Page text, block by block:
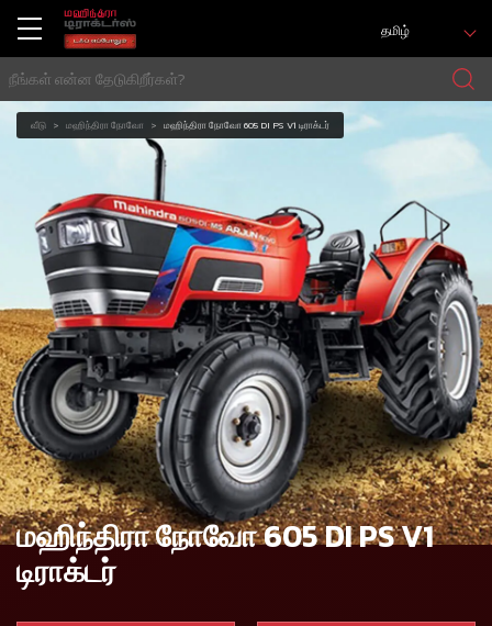
தமிழ்
வீடு மஹிந்திரா நோவோ மஹிந்திரா நோவோ 605 DI PS V1 டிராக்டர்
மஹிந்திரா நோவோ 605 DI PS V1
டிராக்டர்